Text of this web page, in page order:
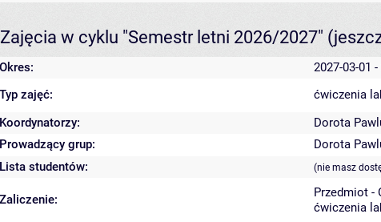
Zajęcia w cyklu "Semestr letni 2026/2027"
Okres: 2027-03-01
Typ zajęć: ćwiczenia
Koordynatorzy:
Dorota
Prowadzący grup:
Dorota
Lista studentów:
(nie masz
Zaliczenie:
Przedmiot -
ćwiczenia